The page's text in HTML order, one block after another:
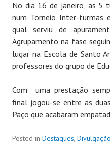
No dia 16 de janeiro, as 5
num Torneio Inter-turmas
qual serviu de
Agrupamento na fase
lugar na Escola de Santo
professores do grupo de
Com uma prestação
final jogou-se entre as
Paço que acabaram
Posted in Destaques, Divulgação